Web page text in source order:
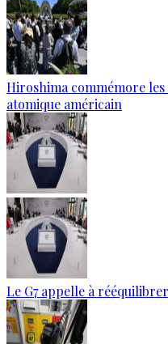
Hiroshima commémore
atomique américain
Le G7 appelle à